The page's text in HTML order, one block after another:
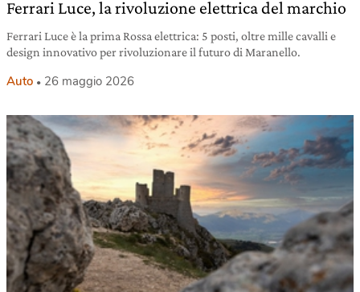
Ferrari Luce, la rivoluzione elettrica del marchio
Ferrari Luce è la prima Rossa elettrica: 5 posti, oltre mille cavalli e
design innovativo per rivoluzionare il futuro di Maranello.
Auto 26 maggio 2026